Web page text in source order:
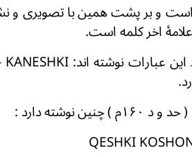
QESHKI